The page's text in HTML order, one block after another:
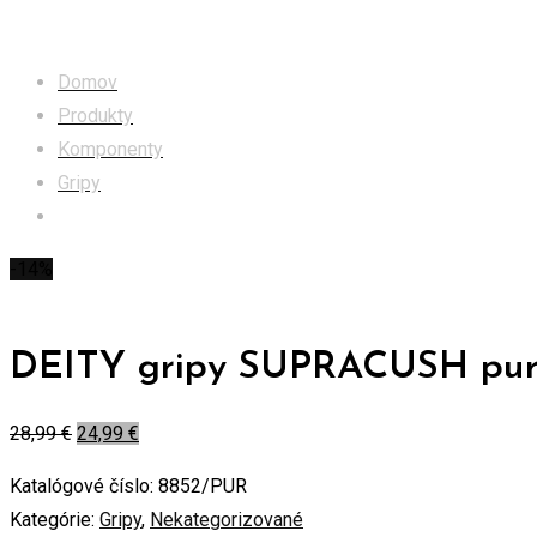
Domov
Produkty
Komponenty
Gripy
DEITY gripy SUPRACUSH
28,99€ 24,99 €
Katalógové číslo: 8852/PUR
Kategórie: Gripy, Nekategorizované